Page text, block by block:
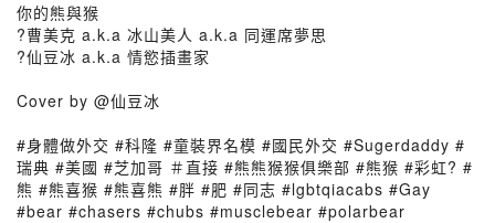
你的熊與猴
?曹美克 a.k.a 冰山美人 a.k.a 同運席夢思
?仙豆冰 a.k.a 情慾插畫家
Cover by @仙豆冰
#身體做外交 #科隆 #童裝界名模 #國民外交 #Sugerdaddy #
瑞典 #美國 #芝加哥 ＃直接 #熊熊猴猴俱樂部 #熊猴 #彩虹? #
熊 #熊喜猴 #熊喜熊 #胖 #肥 #同志 #lgbtqiacabs #Gay
#bear #chasers #chubs #musclebear #polarbear